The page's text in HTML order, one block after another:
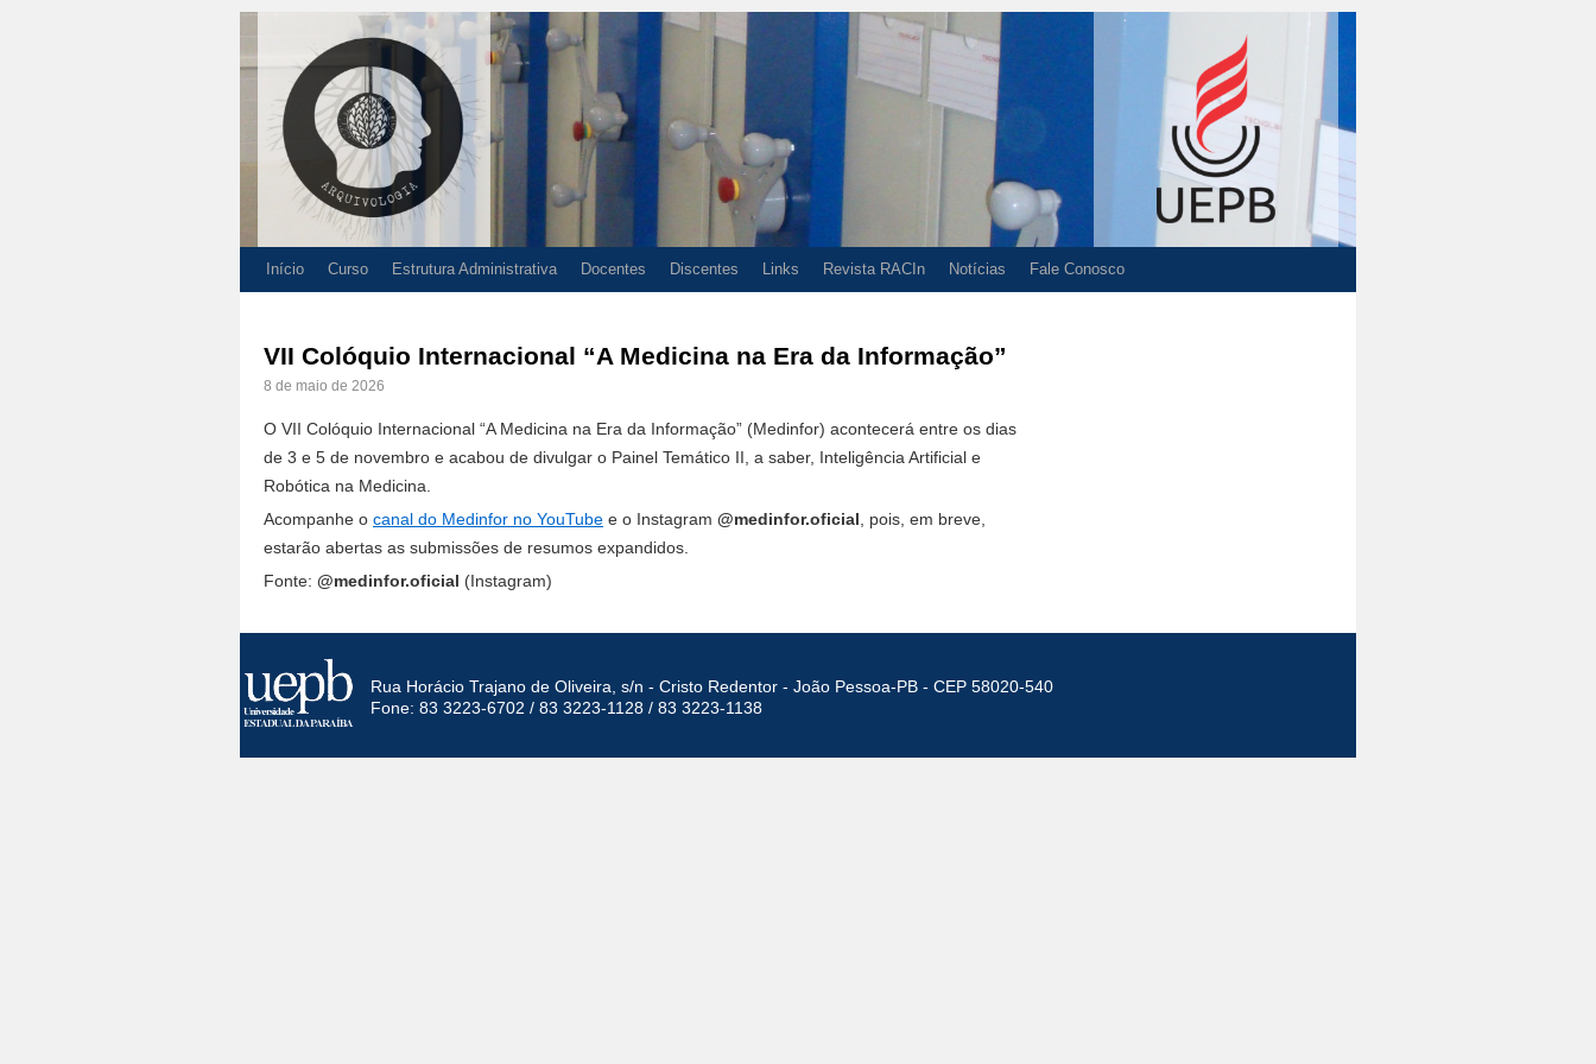
Início Curso Estrutura Administrativa Docentes Discentes Links Revista RACIn Notícias Fale Conosco
VII Colóquio Internacional “A Medicina na Era da Informação”
8 de maio de 2026
O VII Colóquio Internacional “A Medicina na Era da Informação” (Medinfor) acontecerá entre os dias
de 3 e 5 de novembro e acabou de divulgar o Painel Temático II, a saber, Inteligência Artificial e
Robótica na Medicina.
Acompanhe o canal do Medinfor no YouTube e o Instagram @medinfor.oficial , pois, em breve,
estarão abertas as submissões de resumos expandidos.
Fonte: @medinfor.oficial (Instagram)
Rua Horácio Trajano de Oliveira, s/n - Cristo Redentor - João Pessoa-PB - CEP 58020-540
Fone: 83 3223-6702 / 83 3223-1128 / 83 3223-1138